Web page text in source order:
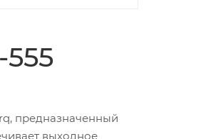
предназначенный
выходное